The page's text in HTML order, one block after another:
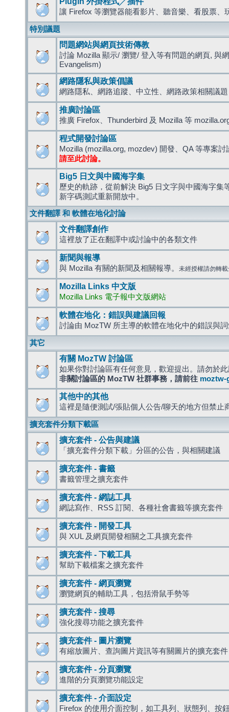
讓 Firefox 等瀏覽器能看影片、聽音樂、看股票、
特別議題
問題網站與網頁技術傳教
討論 Mozilla 顯示/ 瀏覽/ 登入等有問題的網頁, 與
Evangelism)
網路隱私與政策倡議
網路隱私、網路追蹤、中立性、網路政策相關議題
推廣討論區
推廣 Firefox、Thunderbird 及 Mozilla 等
程式開發討論區
Mozilla (mozilla.org, mozdev) 開發、QA 等專案討
請至此討論。
Big5 日文與中國海字集
歷史的軌跡，從前解決 Big5 日文字與中國海字集
新字碼測試重新開放中。
文件翻譯 和 軟體在地化討論
文件翻譯創作
這裡放了正在翻譯中或討論中的各類文件
新聞與報導
與 Mozilla 有關的新聞及相關報導。 未經授權請勿轉
Mozilla Links 中文版
Mozilla Links 電子報中文版網站
軟體在地化：錯誤與建議回報
討論由 MozTW 所主導的軟體在地化中的錯誤與
其它
有關 MozTW 討論區
如果你對討論區有任何意見，歡迎提出。請勿於
非關討論區的 MozTW 社群事務，請前往 moztw-
其他中的其他
這裡是隨便測試/張貼個人公告/聊天的地方但禁止
擴充套件分類下載區
擴充套件 - 公告與建議
「擴充套件分類下載」分區的公告，與相關建議
擴充套件 - 書籤
書籤管理之擴充套件
擴充套件 - 網誌工具
網誌寫作、RSS 訂閱、各種社會書籤等擴充套件
擴充套件 - 開發工具
與 XUL 及網頁開發相關之工具擴充套件
擴充套件 - 下載工具
幫助下載檔案之擴充套件
擴充套件 - 網頁瀏覽
瀏覽網頁的輔助工具，包括滑鼠手勢等
擴充套件 - 搜尋
強化搜尋功能之擴充套件
擴充套件 - 圖片瀏覽
有縮放圖片、查詢圖片資訊等有關圖片的擴充套件
擴充套件 - 分頁瀏覽
進階的分頁瀏覽功能設定
擴充套件 - 介面設定
Firefox 的使用介面控制，如工具列、狀態列、按